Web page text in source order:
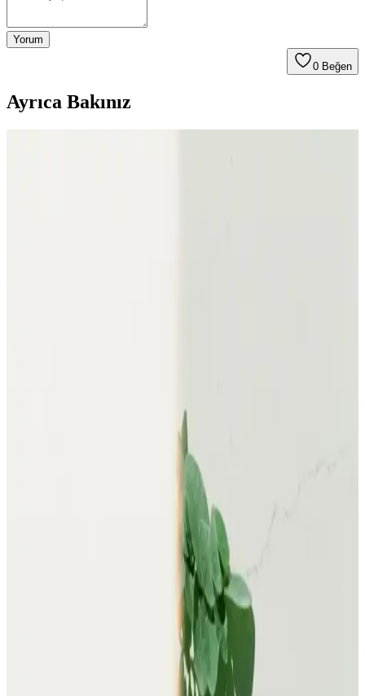
Yorum
0 Beğen
Ayrıca Bakınız
Adidas kadın mont koleksiyonu, sıcak tutan, şık ve çok yönlü
modelleriyle kış aylarında stilinizden ödün vermez. Peluş, şişme ve
kaz tüyü montlar, çeşitli renk ve tasarımlarla her tarza uygun
Kadınlar İçin Adidas Mont Seçenekleri: Stil ve
Fonksiyonelliğin Buluşması
Adidas'ın geniş kadın mont koleksiyonu, stil ve fonksiyonelliği bir
arada sunar. Soğuk havalarda şık ve kullanışlı modellerle tarzınızı
Kadın Pembe Montlar: Moda ve Stil İpuçlarıyla
Renkli Kış Kombinasyonları
Kadın pembe montlar, çeşitli modelleri ve fiyat seçenekleriyle
stilinizi yansıtan şık ve enerjik parçalar sunar. Günlük ve özel
kombinasyonlar için ideal seçimler burada.